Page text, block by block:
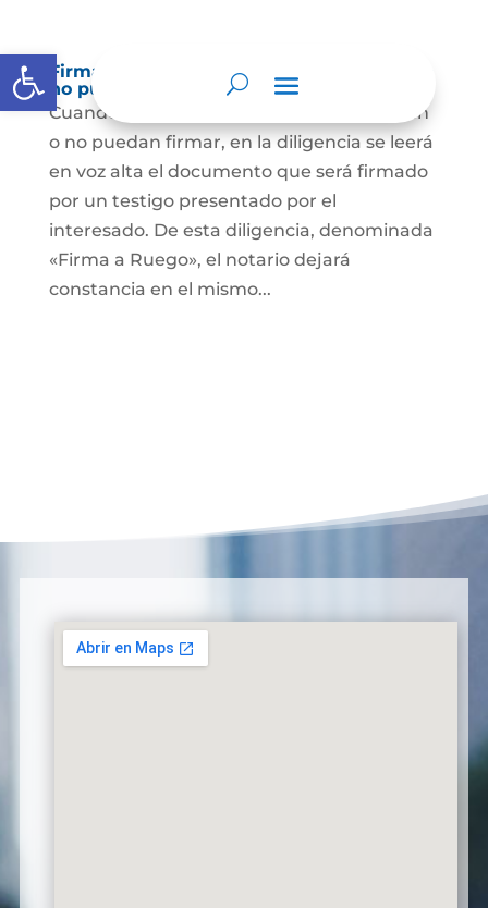
Abrir barra de herramientas
Firma a Ruego – Personas que no saben o
no puede firmar
Cuando se trate de personas que no sepan
o no puedan firmar, en la diligencia se leerá
en voz alta el documento que será firmado
por un testigo presentado por el
interesado. De esta diligencia, denominada
«Firma a Ruego», el notario dejará
constancia en el mismo...